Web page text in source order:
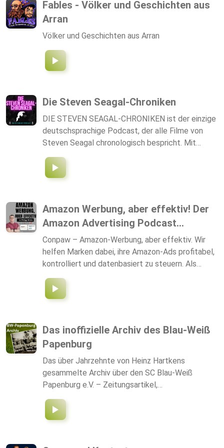
Fables - Völker und Geschichten aus
Arran
Völker und Geschichten aus Arran
Die Steven Seagal-Chroniken
DIE STEVEN SEAGAL-CHRONIKEN ist der einzige
deutschsprachige Podcast, der alle Filme von
Steven Seagal chronologisch bespricht. Mit
Dominik Hug (ACTIONKULT) und Jan Langer
(GLOTZENDE ZIMBELAFFEN) gibt es Analysen,
Hintergründe, Trivia und ehrliche Einschätzungen
dem ACTIONKULT-Universum für alle Fans des
Actionkinos.
Amazon Werbung, aber effektiv! Der
Amazon Advertising Podcast...
Conpaw – Amazon-Werbung, aber effektiv. Wir
helfen Marken dabei, ihre Amazon-Ads profitabel,
kontrolliert und datenbasiert zu steuern. Als
strategischer Sparringspartner optimieren wir
Kosten, erhöhen die Effektivität oder bringen
Inhouse-Teams in 3–6 Monaten auf
Analysen, echte Praxis-Einblicke und schnell
wirksame Quick Wins aus Millionenbudgets. Du
hast Fragen? Dann schreib eine Mail an
podcast@conpaw.de oder verlinke dich mit mir
auf LinkedIn
Das inoffizielle Archiv des Blau-Weiß
Papenburg
Das über Jahrzehnte von Heinz Hartkens
gesammelte Archiv über den SC Blau-Weiß
Papenburg e.V. – Zeitungsartikel,
Stadionzeitungen, Fotos, Protokolle und
Festschriften seit der Vereinsgründung – wurde
vollständig digitalisiert. Eine KI analysiert diesen
zu Podcast-Episoden zusammen. Alle Inhalte sind